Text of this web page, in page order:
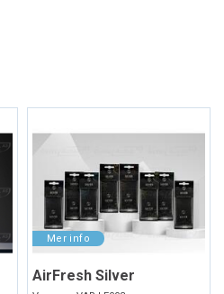
AirFresh Silver